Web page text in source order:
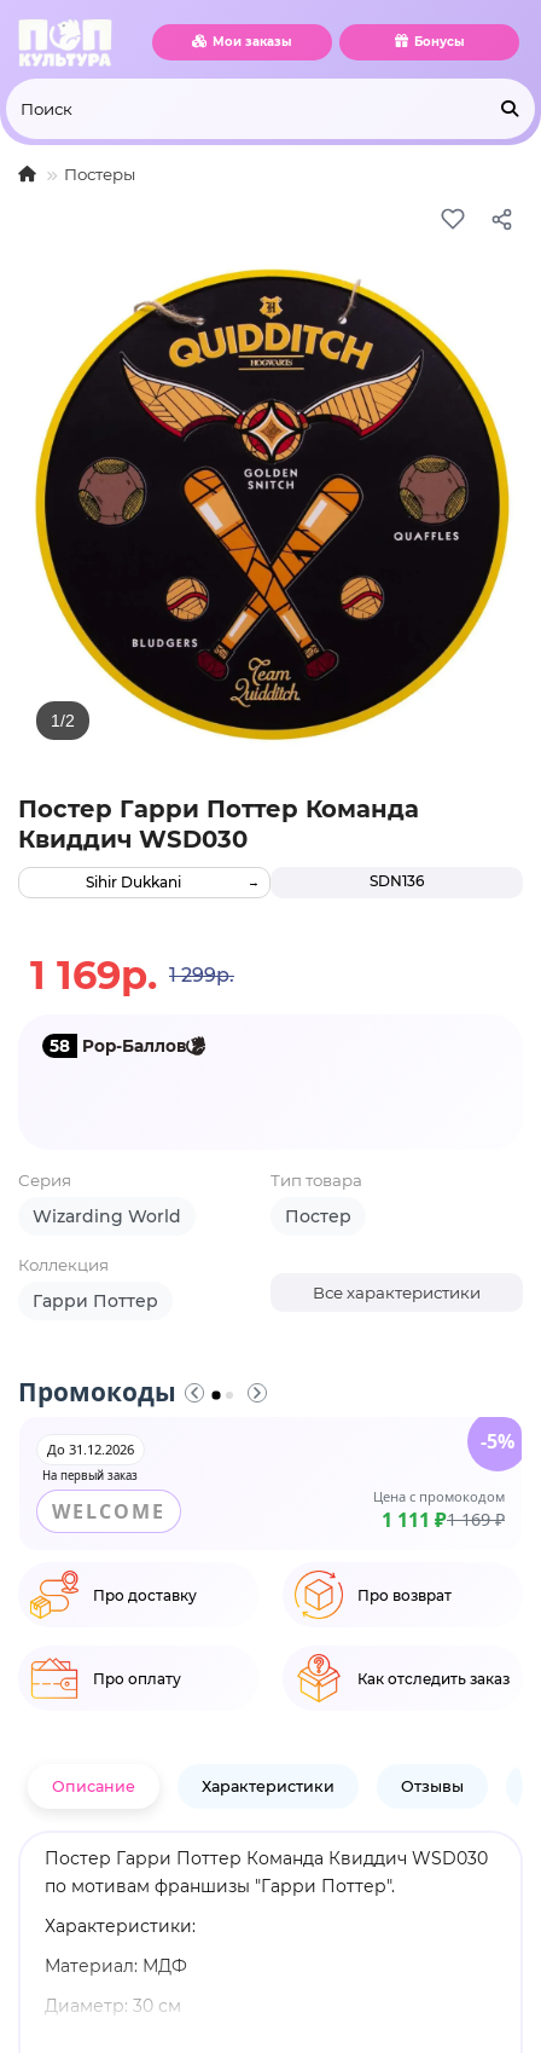
Мои заказы Бонусы
Постеры
Постер Гарри Поттер Команда
Квиддич WSD030
SDN136
Sihir Dukkani
1 169р. 1 299р.
58 Pop-Баллов
Серия
Wizarding World
Тип товара
Постер
Коллекция
Гарри Поттер Все характеристики
Промокоды
На первый заказ
До 31.12.2026
WELCOME
Цена с промокодом
1 111 ₽1 169 ₽
-5%
Про доставку Про возврат
Про оплату Как отследить заказ
Описание Характеристики Отзывы
Постер Гарри Поттер Команда Квиддич WSD030
по мотивам франшизы "Гарри Поттер".
Характеристики:
Материал: МДФ
Диаметр: 30 см